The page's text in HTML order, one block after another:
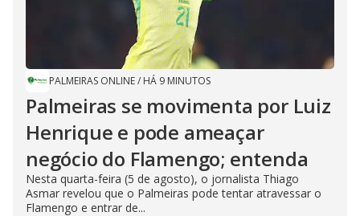
PALMEIRAS ONLINE/ HÁ 9 MINUTOS
Palmeiras se movimenta por Luiz
Henrique e pode ameaçar
negócio do Flamengo; entenda
Nesta quarta-feira (5 de agosto), o jornalista Thiago
Asmar revelou que o Palmeiras pode tentar atravessar o
Flamengo e entrar de...